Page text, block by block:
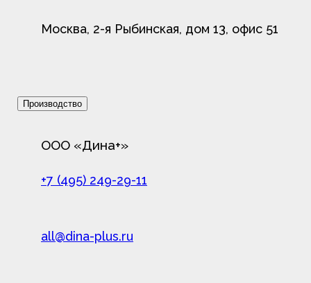
Москва, 2-я Рыбинская, дом 13, офис 51
Производство
ООО «Дина+»
+7 (495) 249-29-11
all@dina-plus.ru